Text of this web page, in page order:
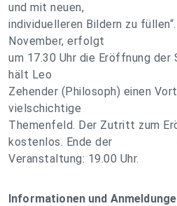
und mit neuen,
individuelleren Bildern zu
November, erfolgt
um 17.30 Uhr die Eröffnung der
hält Leo
Zehender (Philosoph) einen
vielschichtige
Themenfeld. Der Zutritt zum
kostenlos. Ende der
Veranstaltung: 19.00 Uhr.
Informationen und